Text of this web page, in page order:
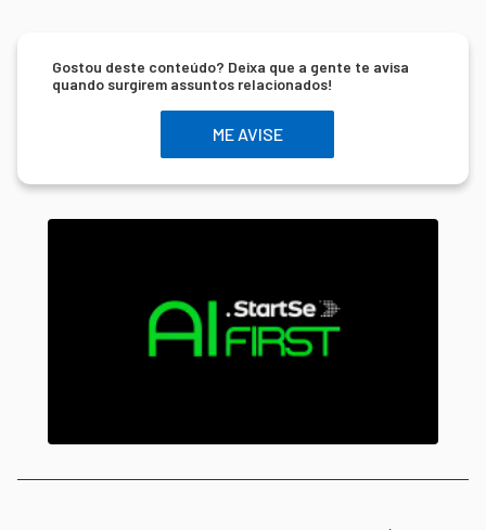
Gostou deste conteúdo? Deixa que a gente te avisa
quando surgirem assuntos relacionados!
ME AVISE